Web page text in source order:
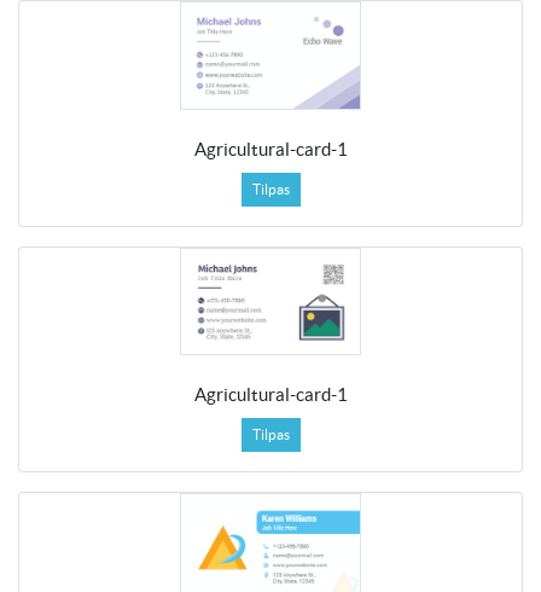
Agricultural-card-1
Tilpas
Agricultural-card-1
Tilpas